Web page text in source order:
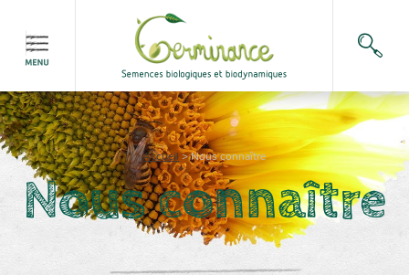
Accueil>Nous connaître
Nous connaître